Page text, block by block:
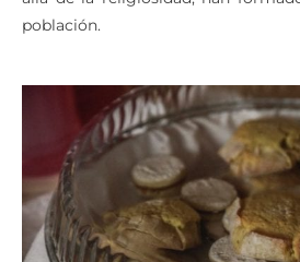
población.